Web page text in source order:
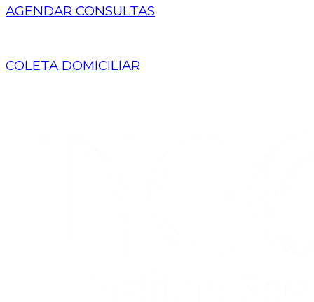
AGENDAR CONSULTAS
COLETA DOMICILIAR